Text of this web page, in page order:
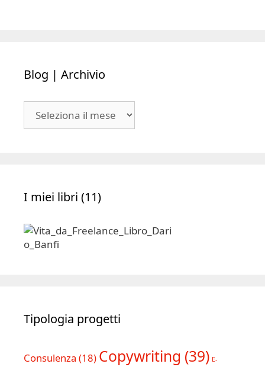
Blog | Archivio
I miei libri (11)
Tipologia progetti
Consulenza (18) Copywriting (39) E-